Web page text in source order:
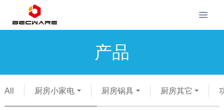
产品
All 厨房小家电 厨房锅具 厨房其它